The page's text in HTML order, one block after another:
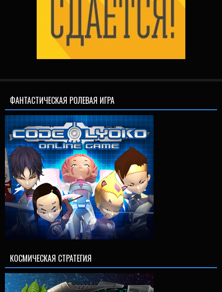
ФАНТАСТИЧЕСКАЯ РОЛЕВАЯ ИГРА
КОСМИЧЕСКАЯ СТРАТЕГИЯ